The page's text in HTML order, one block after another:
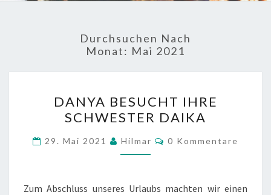
Durchsuchen Nach
Monat: Mai 2021
BESUCHT
IHRE
SCHWESTER
DAIKA
DANYA BESUCHT IHRE
SCHWESTER DAIKA
29. Mai 2021 Hilmar Kommentare
0 Kommentare
Zum Abschluss unseres Urlaubs machten wir einen